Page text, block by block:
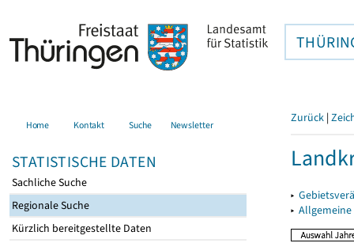
Home Kontakt Suche Newsletter
STATISTISCHE DATEN
Sachliche Suche
Regionale Suche
Kürzlich bereitgestellte Daten
Zurück |
▸
▸